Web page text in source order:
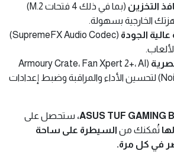
التخزين
(بما في ذلك 4 فتحات M.2)
الخارجية بسهولة.
الجودة
(SupremeFX Audio Codec)
(Armoury Crate، Fan Xpert 2+، AI
Noise-Cancelation) لتحسين الأداء والمراقبة وضبط إعدادات
ستحصل على
تُمكنك من السيطرة على ساحة
في كل مرة.